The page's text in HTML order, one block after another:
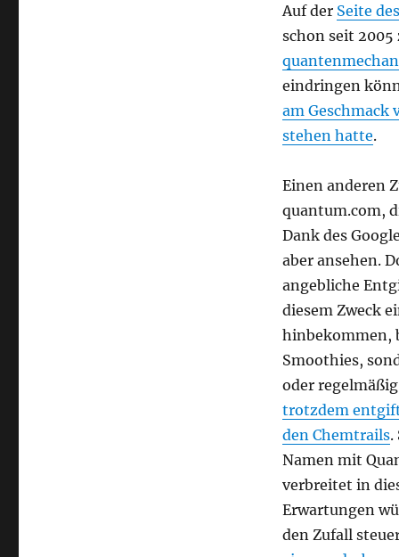
Auf der Seite
schon seit 2005
eindringen
am Geschmack
stehen hatte.
Einen anderen
quantum.com,
Dank des
aber ansehen.
angebliche
diesem Zweck
hinbekommen,
Smoothies,
oder
trotzdem
den Chemtrails.
Namen mit
verbreitet in
Erwartungen
den Zufall